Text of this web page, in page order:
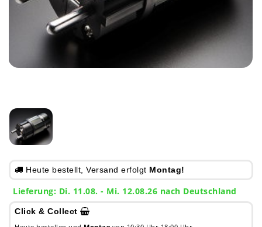
Heute bestellt, Versand erfolgt Montag!
Lieferung: Di. 11.08. - Mi. 12.08.26 nach Deutschland
Click & Collect